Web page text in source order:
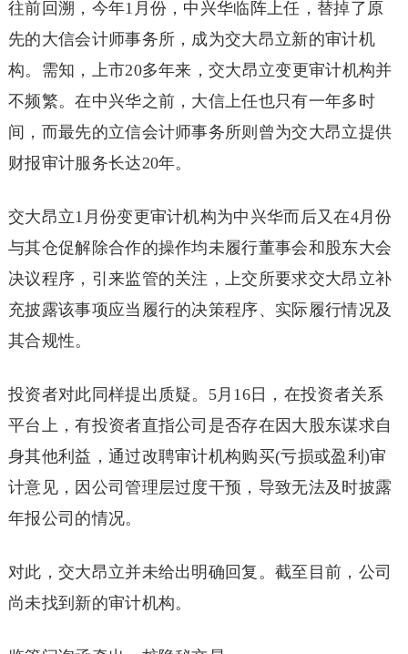
往前回溯，今年1月份，中兴华临阵上任，替掉了原
先的大信会计师事务所，成为交大昂立新的审计机
构。需知，上市20多年来，交大昂立变更审计机构并
不频繁。在中兴华之前，大信上任也只有一年多时
间，而最先的立信会计师事务所则曾为交大昂立提供
财报审计服务长达20年。
交大昂立1月份变更审计机构为中兴华而后又在4月份
与其仓促解除合作的操作均未履行董事会和股东大会
决议程序，引来监管的关注，上交所要求交大昂立补
充披露该事项应当履行的决策程序、实际履行情况及
其合规性。
投资者对此同样提出质疑。5月16日，在投资者关系
平台上，有投资者直指公司是否存在因大股东谋求自
身其他利益，通过改聘审计机构购买(亏损或盈利)审
计意见，因公司管理层过度干预，导致无法及时披露
年报公司的情况。
对此，交大昂立并未给出明确回复。截至目前，公司
尚未找到新的审计机构。